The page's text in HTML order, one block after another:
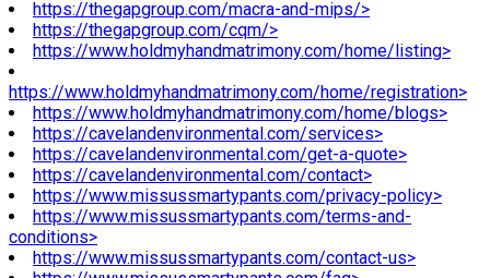
https://thegapgroup.com/macra-and-mips/>
https://thegapgroup.com/cqm/>
https://www.holdmyhandmatrimony.com/home/listing>
https://www.holdmyhandmatrimony.com/home/registration>
https://www.holdmyhandmatrimony.com/home/blogs>
https://cavelandenvironmental.com/services>
https://cavelandenvironmental.com/get-a-quote>
https://cavelandenvironmental.com/contact>
https://www.missussmartypants.com/privacy-policy>
https://www.missussmartypants.com/terms-and-
conditions>
https://www.missussmartypants.com/contact-us>